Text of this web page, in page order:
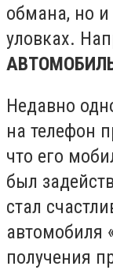
обмана, но
уловках.
Недавно
на телефон
что его
был
стал
автомобиля
получения